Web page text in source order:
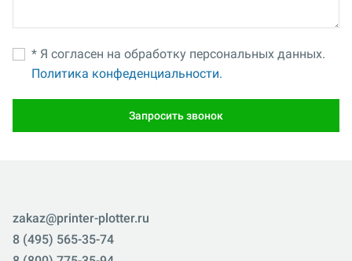
* Я согласен на обработку персональных данных.
Политика конфеденциальности.
Запросить звонок
zakaz@printer-plotter.ru
8 (495) 565-35-74